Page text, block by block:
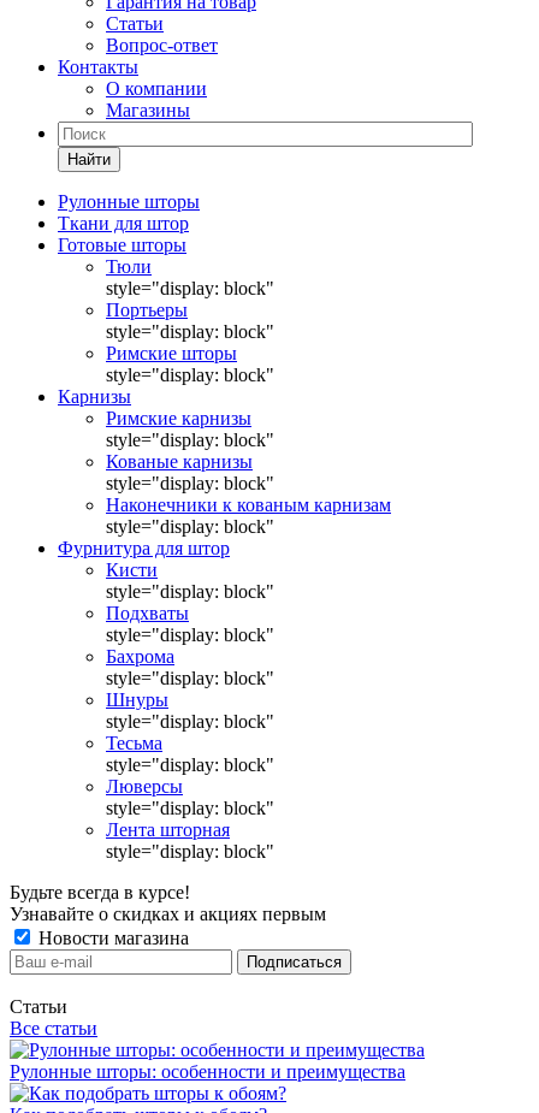
Статьи
Вопрос-ответ
Контакты
О компании
Магазины
Найти
Рулонные шторы
Ткани для штор
Готовые шторы
Тюли
style="display: block"
Портьеры
style="display: block"
Римские шторы
style="display: block"
Карнизы
Римские карнизы
style="display: block"
Кованые карнизы
style="display: block"
Наконечники к кованым карнизам
style="display: block"
Фурнитура для штор
Кисти
style="display: block"
Подхваты
style="display: block"
Бахрома
style="display: block"
Шнуры
style="display: block"
Тесьма
style="display: block"
Люверсы
style="display: block"
Лента шторная
style="display: block"
Будьте всегда в курсе!
Узнавайте о скидках и акциях первым
Новости магазина
Статьи
Все статьи
Рулонные шторы: особенности и преимущества